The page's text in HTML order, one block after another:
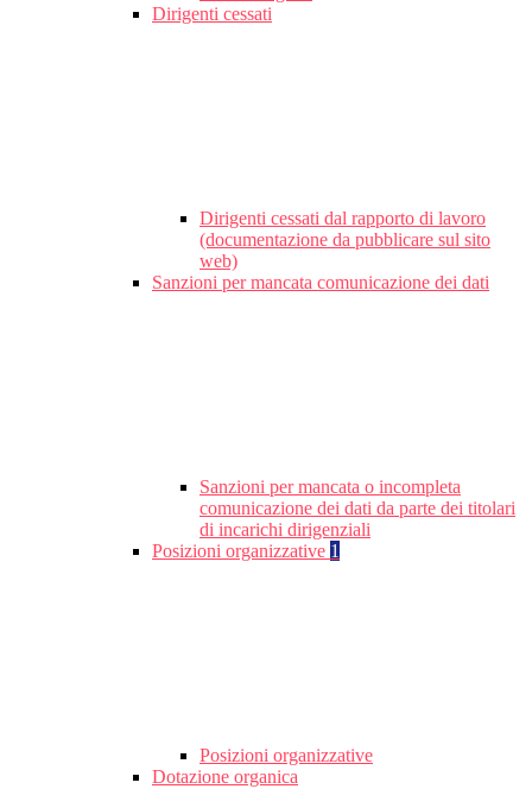
Dirigenti cessati
Dirigenti cessati dal rapporto di lavoro
(documentazione da pubblicare sul sito
web)
Sanzioni per mancata comunicazione dei dati
Sanzioni per mancata o incompleta
comunicazione dei dati da parte dei titolari
di incarichi dirigenziali
Posizioni organizzative 1
Posizioni organizzative
Dotazione organica